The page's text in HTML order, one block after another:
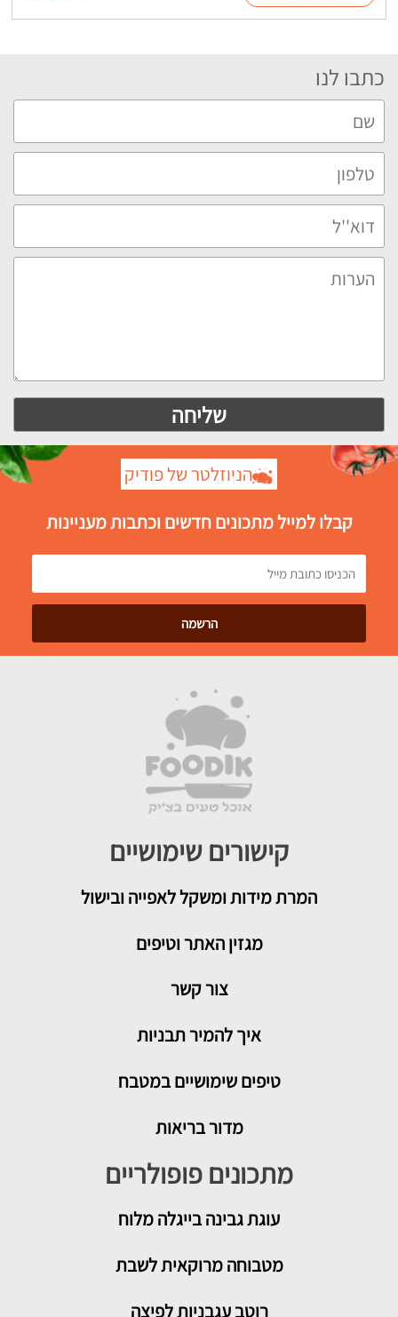
כתבו לנו
הניוזלטר של פודיק
קבלו למייל מתכונים חדשים וכתבות מעניינות
קישורים שימושיים
המרת מידות ומשקל לאפייה ובישול
מגזין האתר וטיפים
צור קשר
איך להמיר תבניות
טיפים שימושיים במטבח
מדור בריאות
מתכונים פופולריים
עוגת גבינה בייגלה מלוח
מטבוחה מרוקאית לשבת
רוטב עגבניות לפיצה